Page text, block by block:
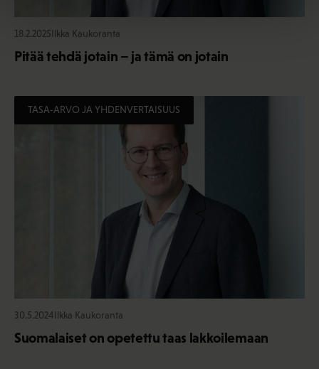
18.2.2025Ilkka Kaukoranta
Pitää tehdä jotain – ja tämä on jotain
TASA-ARVO JA YHDENVERTAISUUS
30.5.2024Ilkka Kaukoranta
Suomalaiset on opetettu taas lakkoilemaan